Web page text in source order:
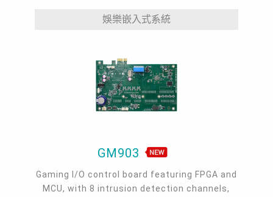
Reliable Data Security, -5~60°C
娛樂嵌入式系統
GM903
Gaming I/O control board featuring FPGA and
MCU, with 8 intrusion detection channels,